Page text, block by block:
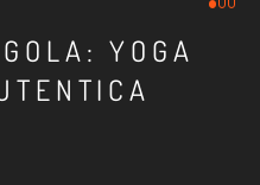
YOGA